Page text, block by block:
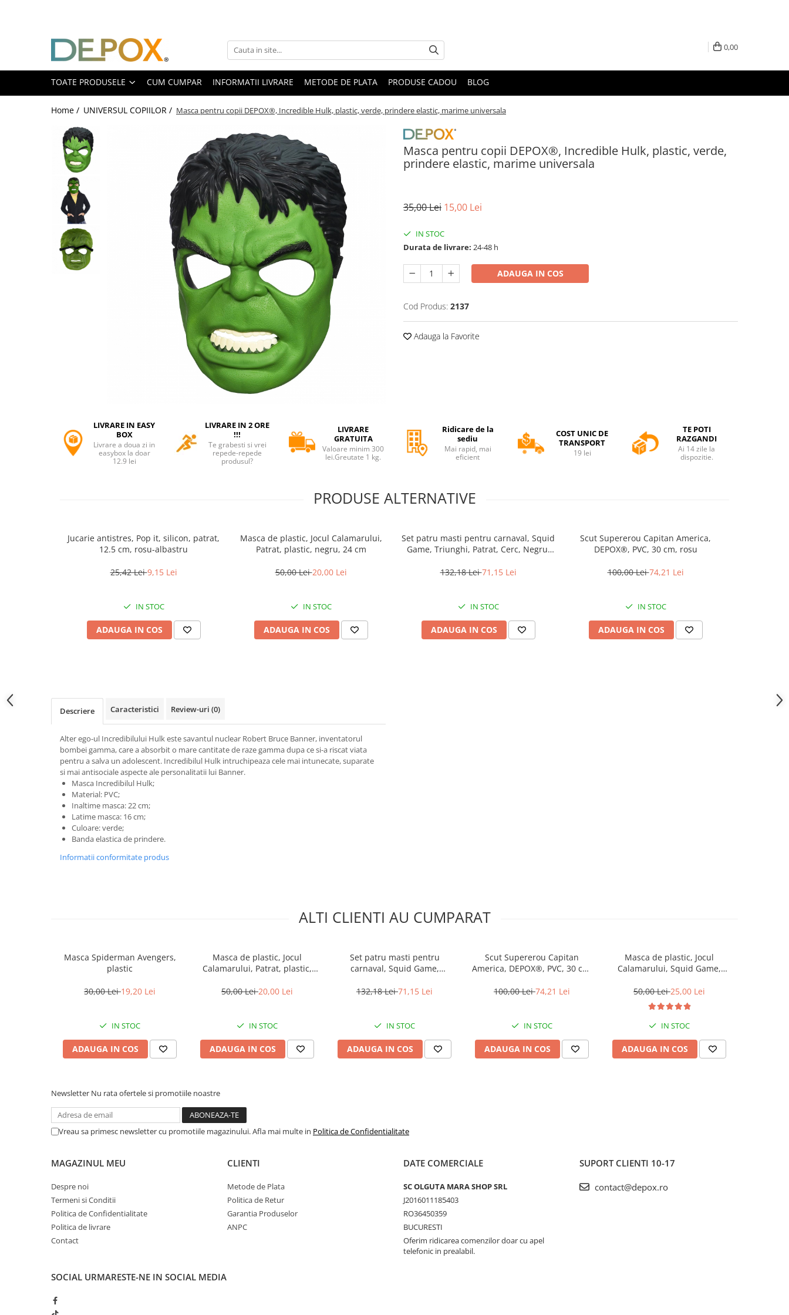
Toate Produsele
SPORT & TIMP LIBER
AUTOAPARARE
Pumnaluri si boxuri
Bastoane telescopice si nunceaguri
Spray autoaparare
Seturi & accesorii autoaparare
VANATOARE, DRUMETII & CAMPING
Cutite vanatoare
Briceaguri fluture & antrenament
Sabii & Macete
Accesorii tactice si sport
ARTICOLE SUPORTERI
SPORTURI DE ECHIPA
Jucarii antistres
Plusuri roblox, rainbow friend
Instrumente muzicale de jucarie
Gaming, Carti & Birotica
Costume Halloween copii
Accesorii decorative
Jocuri de sah si table
Masti si costume adulti
Produse si dispozitive ajutatoare
CASA SI GRADINA
Cutite & seturi de cutite
Cutite macelarie
Ascutitoare si seturi de ascutire
Incubatoare oua
ELECTRONICE
Baterii telefoane
Baterii si acumulatori
Cantare electronice comerciale
Masini de gaurit si insurubat
INSTRUMENTE MUZICALE
Accesorii chitara
Accesorii vioara-viola
Microfoane
0,00
TOATE PRODUSELE CUM CUMPAR INFORMATII LIVRARE METODE DE PLATA PRODUSE CADOU BLOG
Home / UNIVERSUL COPIILOR / Masca pentru copii DEPOX®, Incredible Hulk, plastic, verde, prindere elastic, marime universala
Masca pentru copii DEPOX®, Incredible Hulk, plastic, verde,
prindere elastic, marime universala
35,00 Lei 15,00 Lei
IN STOC
Durata de livrare: 24-48 h
ADAUGA IN COS
Cod Produs: 2137
Adauga la Favorite
LIVRARE IN EASY
BOX
Livrare a doua zi in
easybox la doar
12.9 lei
LIVRARE IN 2 ORE
!!!
Te grabesti si vrei
repede-repede
produsul?
LIVRARE
GRATUITA
Valoare minim 300
lei.Greutate 1 kg.
Ridicare de la
sediu
Mai rapid, mai
eficient
COST UNIC DE
TRANSPORT
19 lei
TE POTI
RAZGANDI
Ai 14 zile la
dispozitie.
PRODUSE ALTERNATIVE
Jucarie antistres, Pop it, silicon, patrat,
12.5 cm, rosu-albastru
25,42 Lei9,15 Lei
IN STOC
ADAUGA IN COS
Masca de plastic, Jocul Calamarului,
Patrat, plastic, negru, 24 cm
50,00 Lei20,00 Lei
IN STOC
ADAUGA IN COS
Set patru masti pentru carnaval, Squid
Game, Triunghi, Patrat, Cerc, Negru,
132,18 Lei71,15 Lei
IN STOC
ADAUGA IN COS
Scut Supererou Capitan America,
DEPOX®, PVC, 30 cm, rosu
100,00 Lei74,21 Lei
IN STOC
ADAUGA IN COS
Descriere Caracteristici Review-uri (0)
Alter ego-ul Incredibilului Hulk este savantul nuclear Robert Bruce Banner, inventatorul
bombei gamma, care a absorbit o mare cantitate de raze gamma dupa ce si-a riscat viata
pentru a salva un adolescent. Incredibilul Hulk intruchipeaza cele mai intunecate, suparate
si mai antisociale aspecte ale personalitatii lui Banner.
Masca Incredibilul Hulk;
Material: PVC;
Inaltime masca: 22 cm;
Latime masca: 16 cm;
Culoare: verde;
Banda elastica de prindere.
Informatii conformitate produs
ALTI CLIENTI AU CUMPARAT
Masca Spiderman Avengers,
plastic
30,00 Lei19,20 Lei
IN STOC
ADAUGA IN COS
Masca de plastic, Jocul
Calamarului, Patrat, plastic,
50,00 Lei20,00 Lei
IN STOC
ADAUGA IN COS
Set patru masti pentru
carnaval, Squid Game,
Lider
132,18 Lei71,15 Lei
IN STOC
ADAUGA IN COS
Scut Supererou Capitan
America, DEPOX®, PVC, 30 cm,
100,00 Lei74,21 Lei
IN STOC
ADAUGA IN COS
Masca de plastic, Jocul
Calamarului, Squid Game,
50,00 Lei25,00 Lei
IN STOC
ADAUGA IN COS
Newsletter Nu rata ofertele si promotiile noastre
Vreau sa primesc newsletter cu promotiile magazinului. Afla mai multe in Politica de Confidentialitate
MAGAZINUL MEU
Despre noi
Termeni si Conditii
Politica de Confidentialitate
Politica de livrare
Contact
CLIENTI
Metode de Plata
Politica de Retur
Garantia Produselor
ANPC
DATE COMERCIALE
SC OLGUTA MARA SHOP SRL
J2016011185403
RO36450359
BUCURESTI
Oferim ridicarea comenzilor doar cu apel
telefonic in prealabil.
SUPORT CLIENTI 10-17
contact@depox.ro
SOCIAL URMARESTE-NE IN SOCIAL MEDIA